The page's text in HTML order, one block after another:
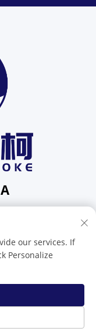
Κίνα
Zhongweiaoke
Απορρήτου
our services. If
Personalize